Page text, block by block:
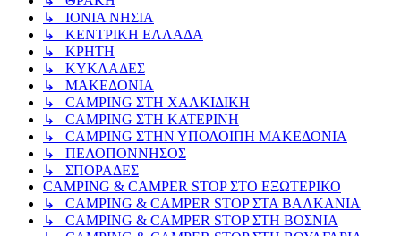
↳ ΙΟΝΙΑ ΝΗΣΙΑ
↳ ΚΕΝΤΡΙΚΗ ΕΛΛΑΔΑ
↳ ΚΡΗΤΗ
↳ ΚΥΚΛΑΔΕΣ
↳ ΜΑΚΕΔΟΝΙΑ
↳ CAMPING ΣΤΗ ΧΑΛΚΙΔΙΚΗ
↳ CAMPING ΣΤΗ ΚΑΤΕΡΙΝΗ
↳ CAMPING ΣΤΗΝ ΥΠΟΛΟΙΠΗ ΜΑΚΕΔΟΝΙΑ
↳ ΠΕΛΟΠΟΝΝΗΣΟΣ
↳ ΣΠΟΡΑΔΕΣ
CAMPING & CAMPER STOP ΣΤΟ ΕΞΩΤΕΡΙΚΟ
↳ CAMPING & CAMPER STOP ΣΤΑ ΒΑΛΚΑΝΙΑ
↳ CAMPING & CAMPER STOP ΣΤΗ ΒΟΣΝΙΑ